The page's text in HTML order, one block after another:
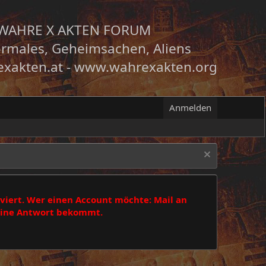
X AKTEN FORUM
Geheimsachen, Aliens
-www.wahrexakten.org
Anmelden
Wer einen Account möchte: Mail an
Antwort bekommt.